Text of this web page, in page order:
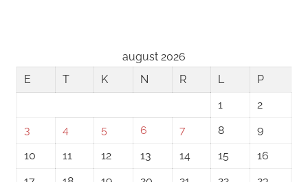
august 2026
E
T K N R L
P
1
2
3
4 5 6 7 8
9
10
11 12 13 14 15
16